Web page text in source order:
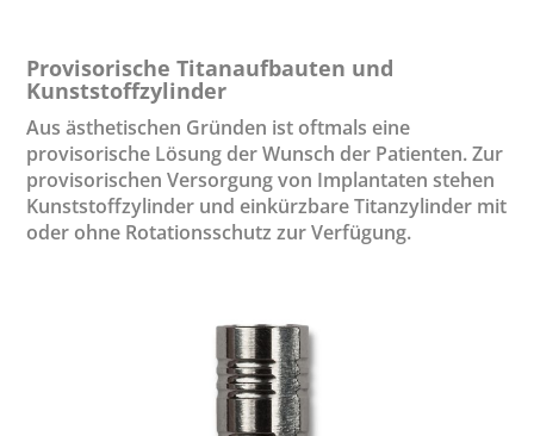
Provisorische Titanaufbauten und
Kunststoffzylinder
Aus ästhetischen Gründen ist oftmals eine
provisorische Lösung der Wunsch der Patienten. Zur
provisorischen Versorgung von Implantaten stehen
Kunststoffzylinder und einkürzbare Titanzylinder mit
oder ohne Rotationsschutz zur Verfügung.